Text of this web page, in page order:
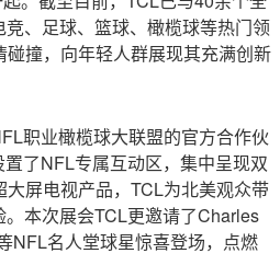
、足球、篮球、橄榄球等热门领
撞，向年轻人群展现其充满创新
职业橄榄球大联盟的官方合作伙
了NFL专属互动区，集中呈现双
屏电视产品，TCL为北美观众带
本次展会TCL更邀请了Charles
NFL名人堂球星惊喜登场，点燃